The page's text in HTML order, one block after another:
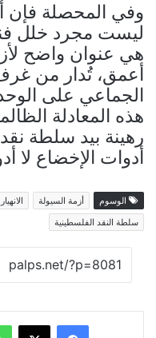
وفي المحصلة فإن
ليست مجرد خلل
هي عنوان واضح
أعمق، تُدار من
الجماعي على
هذه المعادلة
رهينة بيد سلطة
أدوات الإخضاع لا
الوسوم أزمة السيولة
سلطة النقد الفلسطينية
فيسبوك ‫X